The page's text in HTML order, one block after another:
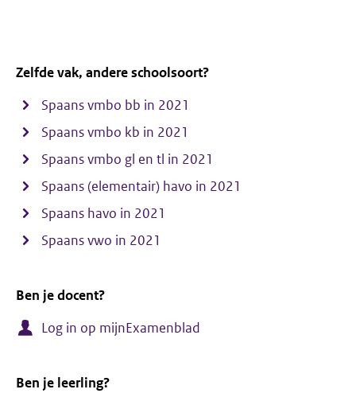
Zelfde vak, andere schoolsoort?
Spaans vmbo bb in 2021
Spaans vmbo kb in 2021
Spaans vmbo gl en tl in 2021
Spaans (elementair) havo in 2021
Spaans havo in 2021
Spaans vwo in 2021
Ben je docent?
Log in op mijnExamenblad
Ben je leerling?